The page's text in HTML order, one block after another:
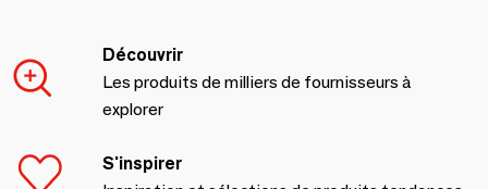
Découvrir
Les produits de milliers de fournisseurs à
explorer
S'inspirer